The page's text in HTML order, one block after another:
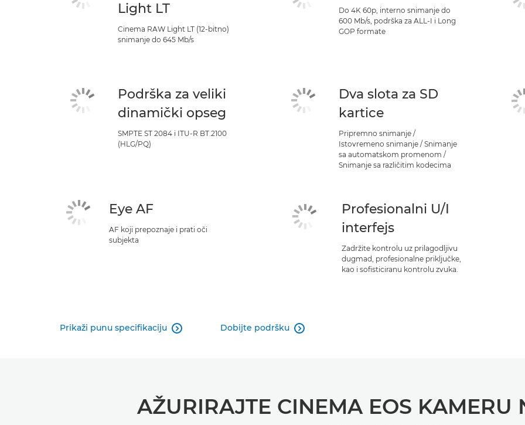
Light LT
Cinema RAW Light LT (12-bitno)
snimanje do 645 Mb/s
Do 4K 60p, interno snimanje do
600 Mb/s, podrška za ALL-I i Long
GOP formate
Podrška za veliki
dinamički opseg
SMPTE ST 2084 i ITU-R BT.2100
(HLG/PQ)
Dva slota za SD
kartice
Pripremno snimanje /
Istovremeno snimanje / Snimanje
sa automatskom promenom /
Snimanje sa različitim kodecima
Eye AF
AF koji prepoznaje i prati oči
subjekta
Profesionalni U/I
interfejs
Zadržite kontrolu uz prilagodljivu
dugmad, profesionalne priključke,
kao i sofisticiranu kontrolu zvuka.
Prikaži punu specifikaciju  Dobijte podršku 
AŽURIRAJTE CINEMA EOS KAMERU